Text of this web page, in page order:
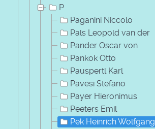
P
Paganini Niccolo
Pals Leopold van der
Pander Oscar von
Pankok Otto
Pauspertl Karl
Pavesi Stefano
Payer Hieronimus
Peeters Emil
Pek Heinrich Wolfgang